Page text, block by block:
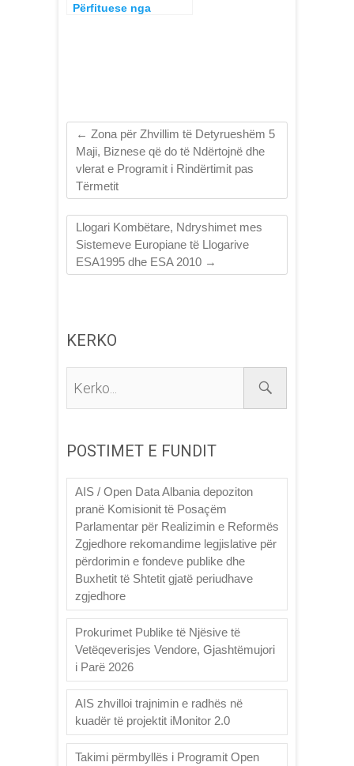
Përfituese nga
← Zona për Zhvillim të Detyrueshëm 5
Maji, Biznese që do të Ndërtojnë dhe
vlerat e Programit i Rindërtimit pas
Tërmetit
Llogari Kombëtare, Ndryshimet mes
Sistemeve Europiane të Llogarive
ESA1995 dhe ESA 2010 →
KERKO
POSTIMET E FUNDIT
AIS / Open Data Albania depoziton
pranë Komisionit të Posaçëm
Parlamentar për Realizimin e Reformës
Zgjedhore rekomandime legjislative për
përdorimin e fondeve publike dhe
Buxhetit të Shtetit gjatë periudhave
zgjedhore
Prokurimet Publike të Njësive të
Vetëqeverisjes Vendore, Gjashtëmujori
i Parë 2026
AIS zhvilloi trajnimin e radhës në
kuadër të projektit iMonitor 2.0
Takimi përmbyllës i Programit Open